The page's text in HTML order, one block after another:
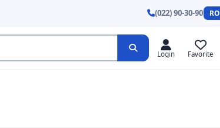
(022) 90-30-90 RO
Login Favorite